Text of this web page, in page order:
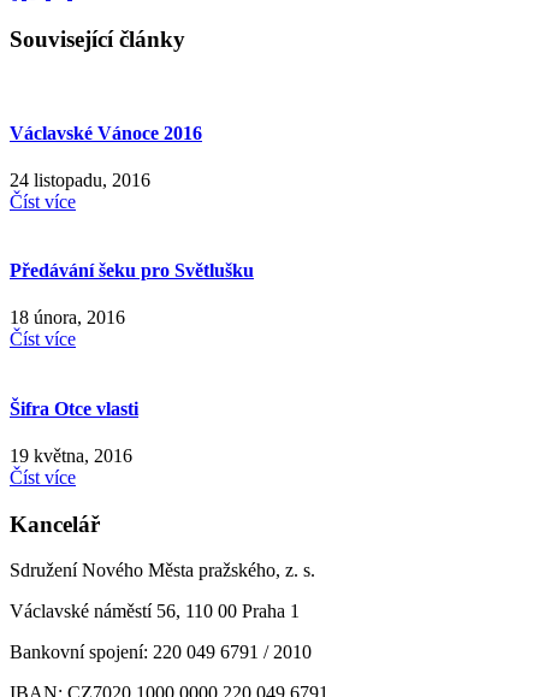
Související články
Václavské Vánoce 2016
24 listopadu, 2016
Číst více
Předávání šeku pro Světlušku
18 února, 2016
Číst více
Šifra Otce vlasti
19 května, 2016
Číst více
Kancelář
Sdružení Nového Města pražského, z. s.
Václavské náměstí 56, 110 00 Praha 1
Bankovní spojení: 220 049 6791 / 2010